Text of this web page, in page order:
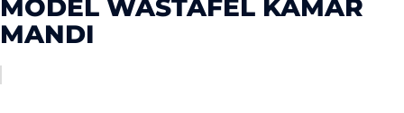
MODEL WASTAFEL KAMAR
MANDI